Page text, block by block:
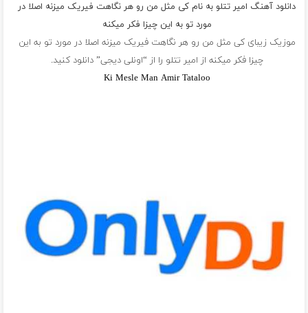
دانلود آهنگ امیر تتلو به نام کی مثل من رو هر نگاهت فیریک میزنه اصلا در
مورد تو به این چیزا فکر میکنه
موزیک زیبای کی مثل من رو هر نگاهت فیریک میزنه اصلا در مورد تو به این
چیزا فکر میکنه از امیر تتلو را از “اونلی دیجی” دانلود کنید.
Ki Mesle Man Amir Tataloo